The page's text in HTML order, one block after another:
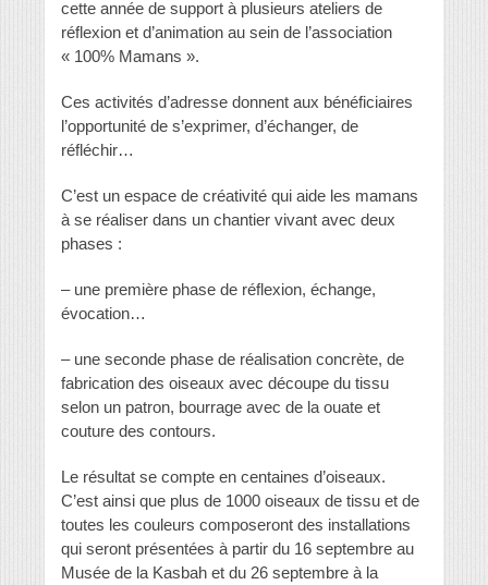
cette année de support à plusieurs ateliers de
réflexion et d’animation au sein de l’association
« 100% Mamans ».
Ces activités d’adresse donnent aux bénéficiaires
l’opportunité de s’exprimer, d’échanger, de
réfléchir…
C’est un espace de créativité qui aide les mamans
à se réaliser dans un chantier vivant avec deux
phases :
– une première phase de réflexion, échange,
évocation…
– une seconde phase de réalisation concrète, de
fabrication des oiseaux avec découpe du tissu
selon un patron, bourrage avec de la ouate et
couture des contours.
Le résultat se compte en centaines d’oiseaux.
C’est ainsi que plus de 1000 oiseaux de tissu et de
toutes les couleurs composeront des installations
qui seront présentées à partir du 16 septembre au
Musée de la Kasbah et du 26 septembre à la